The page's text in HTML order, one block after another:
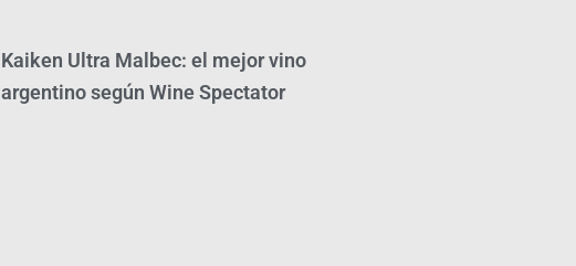
Kaiken Ultra Malbec: el mejor vino
argentino según Wine Spectator